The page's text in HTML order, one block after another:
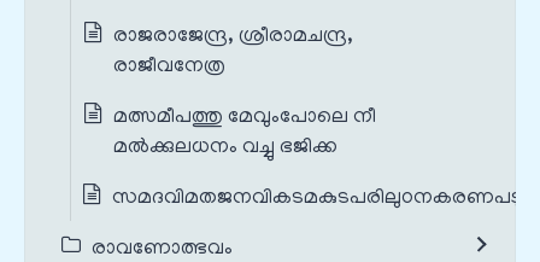
രാജരാജേന്ദ്ര, ശ്രീരാമചന്ദ്ര,
രാജീവനേത്ര
മത്സമീപത്തു മേവുംപോലെ നീ
മൽക്കുലധനം വച്ചു ഭജിക്ക
സമദവിമതജനവികടമകുടപരിലുഠനകരണപടു
രാവണോത്ഭവം